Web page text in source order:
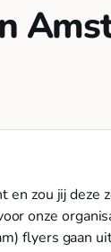
en zou jij
onze
flyers gaan